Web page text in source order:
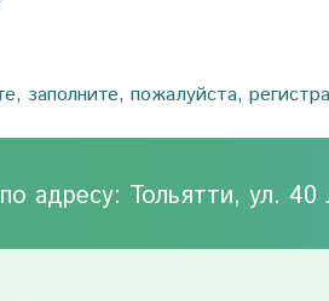
заполните, пожалуйста,
адресу: Тольятти, ул.